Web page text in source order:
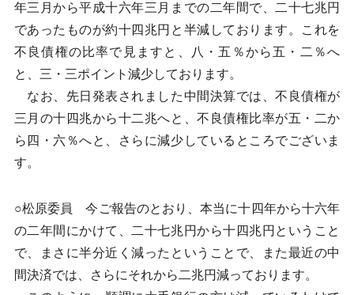
年三月から平成十六年三月までの二年間で、二十七兆円
であったものが約十四兆円と半減しております。これを
不良債権の比率で見ますと、八・五％から五・二％へ
と、三・三ポイント減少しております。
なお、先日発表されました中間決算では、不良債権が
三月の十四兆から十二兆へと、不良債権比率が五・二か
ら四・六％へと、さらに減少しているところでございま
す。
○松原委員 今ご報告のとおり、本当に十四年から十六年
の二年間にかけて、二十七兆円から十四兆円ということ
で、まさに半分近く減ったということで、また最近の中
間決済では、さらにそれから二兆円減っております。